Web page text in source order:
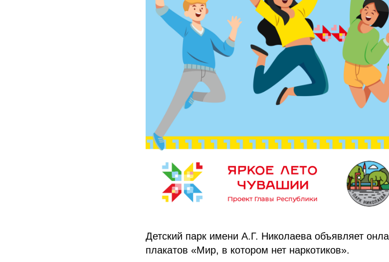
Детский парк имени А.Г. Николаева объявляет
плакатов «Мир, в котором нет наркотиков».